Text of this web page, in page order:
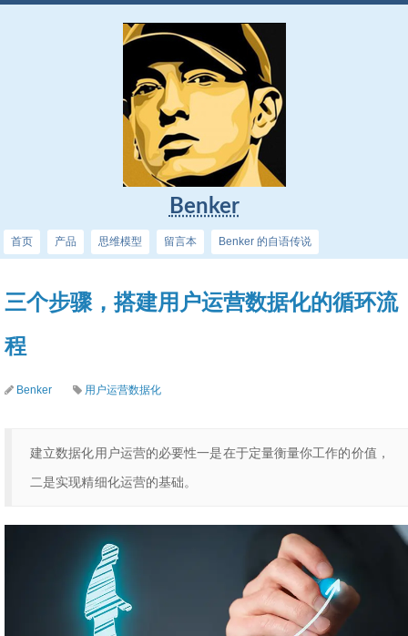
Benker
首页 产品 思维模型 留言本 Benker 的自语传说
三个步骤，搭建用户运营数据化的循环流
程
Benker 用户运营数据化
建立数据化用户运营的必要性一是在于定量衡量你工作的价值，
二是实现精细化运营的基础。